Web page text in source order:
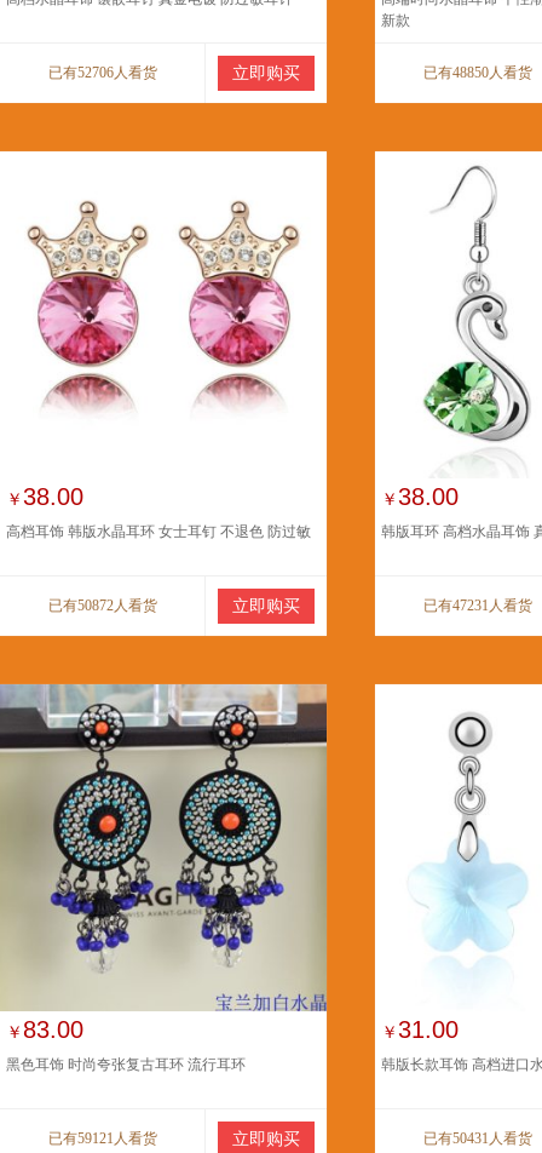
已有52706人看货 立即购买
新款
已有48850人看货
￥38.00
高档耳饰 韩版水晶耳环 女士耳钉 不退色 防过敏
已有50872人看货 立即购买
￥38.00
韩版耳环 高档水晶耳饰
已有47231人看货
￥ 83.00
黑色耳饰 时尚夸张复古耳环 流行耳环
已有59121人看货 立即购买
￥31.00
韩版长款耳饰 高档进口
已有50431人看货